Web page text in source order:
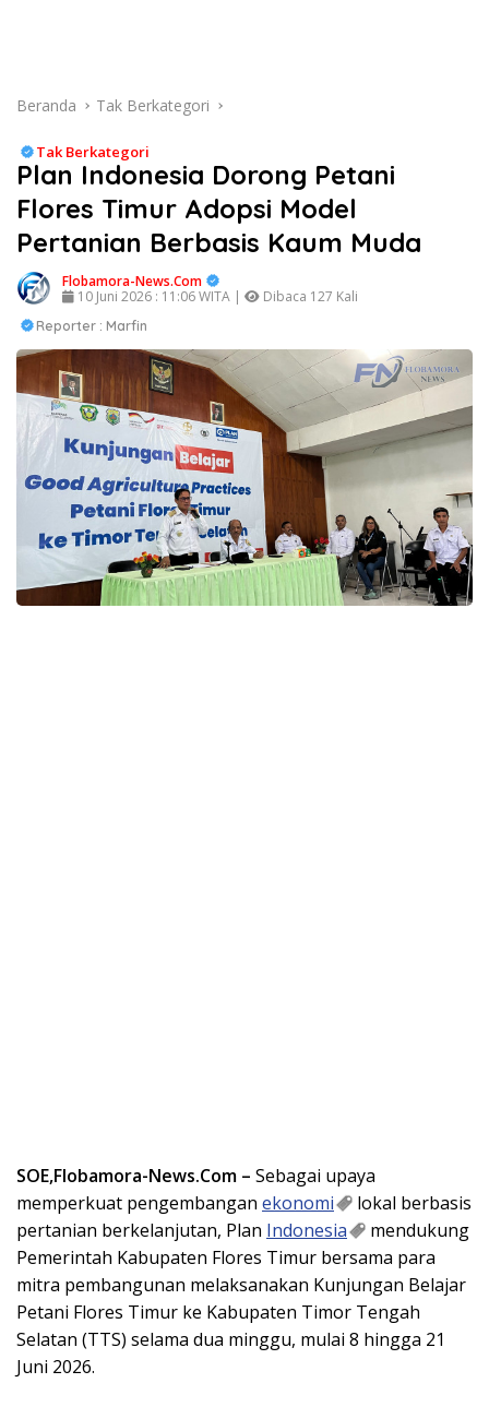
Beranda Tak Berkategori
Tak Berkategori
Plan Indonesia Dorong Petani
Flores Timur Adopsi Model
Pertanian Berbasis Kaum Muda
Flobamora-News.Com
10 Juni 2026 : 11:06 WITA |
Dibaca 127 Kali
Reporter : Marfin
SOE,Flobamora-News.Com – Sebagai upaya
memperkuat pengembangan ekonomi
lokal berbasis
pertanian berkelanjutan, Plan Indonesia
mendukung
Pemerintah Kabupaten Flores Timur bersama para
mitra pembangunan melaksanakan Kunjungan Belajar
Petani Flores Timur ke Kabupaten Timor Tengah
Selatan (TTS) selama dua minggu, mulai 8 hingga 21
Juni 2026.